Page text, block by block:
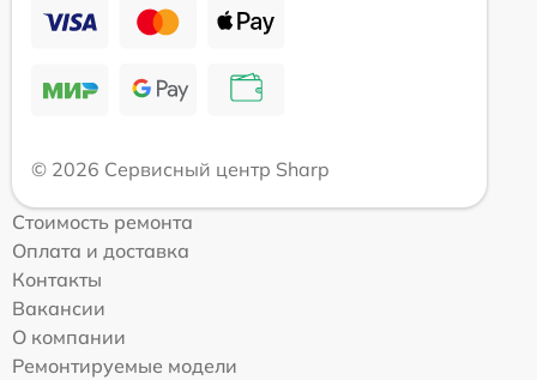
© 2026 Сервисный центр Sharp
Стоимость ремонта
Оплата и доставка
Контакты
Вакансии
О компании
Ремонтируемые модели